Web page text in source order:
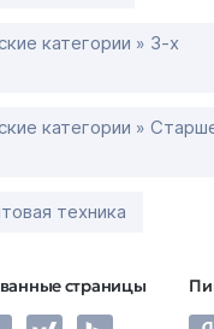
категории » 3-х
категории »
техника
страницы